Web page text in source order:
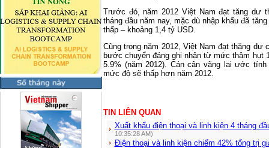
Trước đó, năm 2012 Việt Nam đạt tăng dư
tháng đầu năm nay, mặc dù nhập khẩu đã
thấp – khoảng 1,4 tỷ USD.
Cũng trong năm 2012, Việt Nam đạt thăng dư
bước chuyển đáng ghi nhận từ mức thâm hụt
5.9% (năm 2012). Cán cân vãng lai ước
mức độ sẽ thấp hơn năm 2012.
TIN LIÊN QUAN
Xuất khẩu điện thoại và linh kiện 4 tháng
10:35:28 AM)
Điện thoại và linh kiện chiếm 42% tổng trị